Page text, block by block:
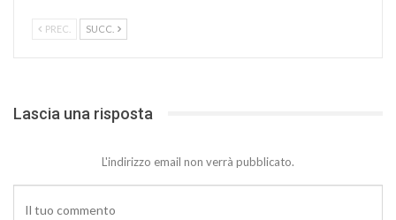
PREC. SUCC.
Lascia una risposta
L'indirizzo email non verrà pubblicato.